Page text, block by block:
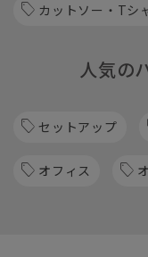
カットソー・Tシ
人気の
セットアップ
オフィス